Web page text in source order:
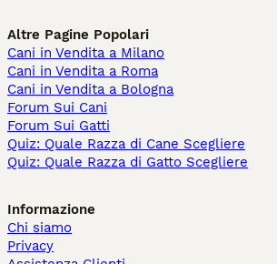
Altre Pagine Popolari
Cani in Vendita a Milano
Cani in Vendita a Roma
Cani in Vendita a Bologna
Forum Sui Cani
Forum Sui Gatti
Quiz: Quale Razza di Cane Scegliere
Quiz: Quale Razza di Gatto Scegliere
Informazione
Chi siamo
Privacy